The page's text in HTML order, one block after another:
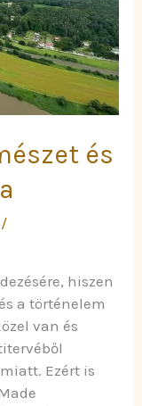
és
/
hiszen
a történelem
van és
Ezért is